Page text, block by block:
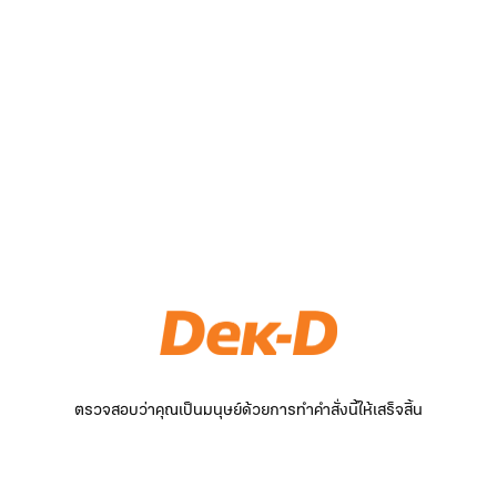
ตรวจสอบว่าคุณเป็นมนุษย์ด้วยการทำคำสั่งนี้ให้เสร็จสิ้น